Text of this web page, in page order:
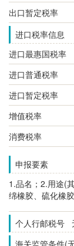
出口暂定税率
进口税率信息
进口最惠国税率
进口普通税率
进口暂定税率
增值税率
消费税率
申报要素
1.品名；2.用途(
绵橡胶、硫化橡
个人行邮税号
海关监管条件(